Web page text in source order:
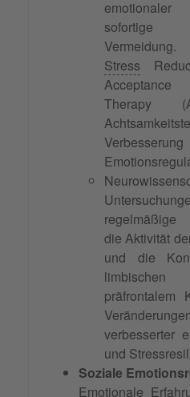
emotionaler
sofortige
Vermeidung.
Stress
Acceptance
Therapy
regelmäßige
die Aktivität
und die
präfrontalem
verbesserter
und
Soziale
Emotionale